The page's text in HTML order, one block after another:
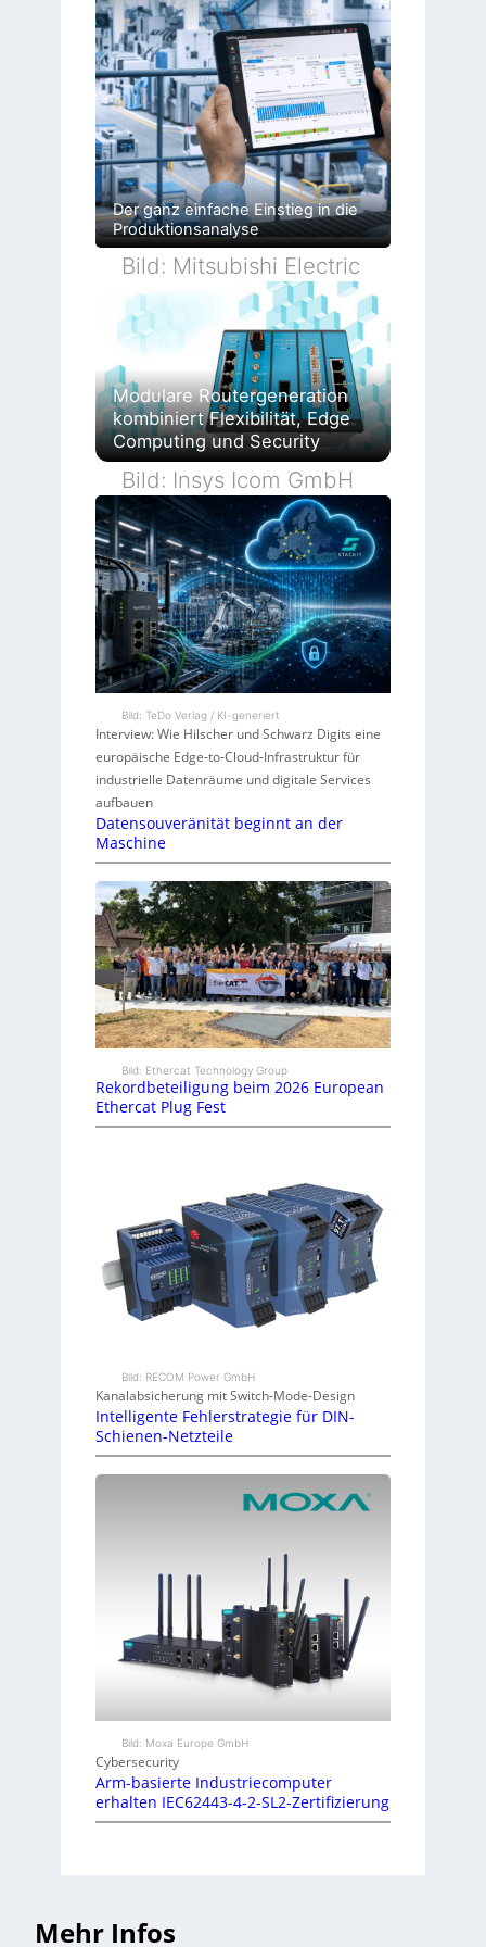
Der ganz einfache Einstieg in die
Produktionsanalyse
Bild: Mitsubishi Electric
Modulare Routergeneration
kombiniert Flexibilität, Edge
Computing und Security
Bild: Insys Icom GmbH
Bild: TeDo Verlag / KI-generiert
Interview: Wie Hilscher und Schwarz Digits eine
europäische Edge-to-Cloud-Infrastruktur für
industrielle Datenräume und digitale Services
aufbauen
Datensouveränität beginnt an der
Maschine
Bild: Ethercat Technology Group
Rekordbeteiligung beim 2026 European
Ethercat Plug Fest
Bild: RECOM Power GmbH
Kanalabsicherung mit Switch-Mode-Design
Intelligente Fehlerstrategie für DIN-
Schienen-Netzteile
Bild: Moxa Europe GmbH
Cybersecurity
Arm-basierte Industriecomputer
erhalten IEC62443-4-2-SL2-Zertifizierung
Mehr Infos